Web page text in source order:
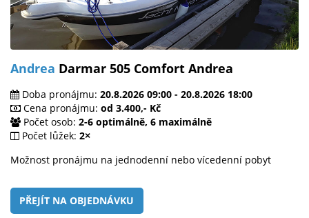
Andrea Darmar 505 Comfort Andrea
Doba pronájmu: 20.8.2026 09:00 - 20.8.2026 18:00
Cena pronájmu: od 3.400,- Kč
Počet osob: 2-6 optimálně, 6 maximálně
Počet lůžek: 2×
Možnost pronájmu na jednodenní nebo vícedenní pobyt
PŘEJÍT NA OBJEDNÁVKU